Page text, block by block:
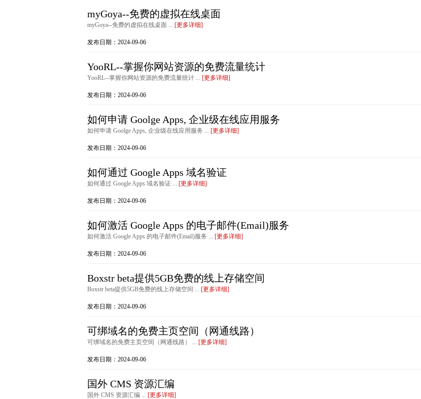
myGoya--免费的虚拟在线桌面
myGoya--免费的虚拟在线桌面 ... [更多详细]
发布日期：2024-09-06
YooRL--掌握你网站资源的免费流量统计
YooRL--掌握你网站资源的免费流量统计 ... [更多详细]
发布日期：2024-09-06
如何申请 Goolge Apps, 企业级在线应用服务
如何申请 Goolge Apps, 企业级在线应用服务 ... [更多详细]
发布日期：2024-09-06
如何通过 Google Apps 域名验证
如何通过 Google Apps 域名验证 ... [更多详细]
发布日期：2024-09-06
如何激活 Google Apps 的电子邮件(Email)服务
如何激活 Google Apps 的电子邮件(Email)服务 ... [更多详细]
发布日期：2024-09-06
Boxstr beta提供5GB免费的线上存储空间
Boxstr beta提供5GB免费的线上存储空间 ... [更多详细]
发布日期：2024-09-06
可绑域名的免费主页空间（网通线路）
可绑域名的免费主页空间（网通线路） ... [更多详细]
发布日期：2024-09-06
国外 CMS 资源汇编
国外 CMS 资源汇编 ... [更多详细]